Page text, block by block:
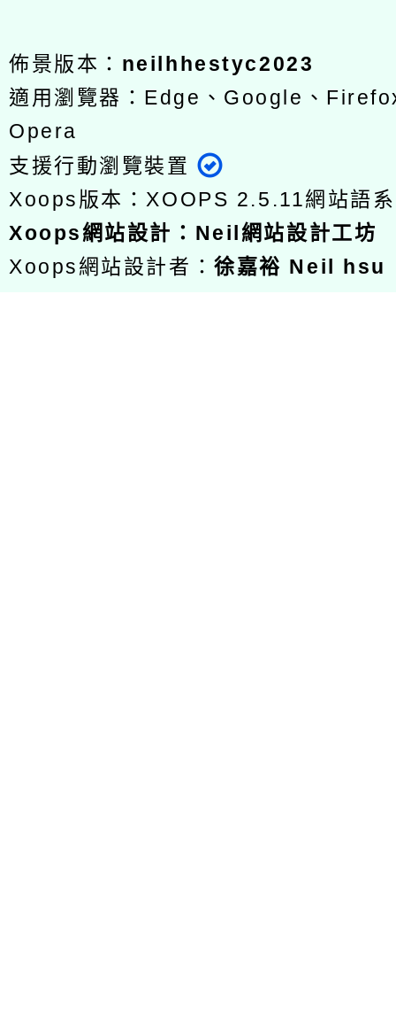
佈景版本： neilhhestyc2023
適用瀏覽器：Edge、Google、
Opera
支援行動瀏覽裝置
Xoops版本： XOOPS 2.5.11網站語
Xoops網站設計 ： Neil網站設計工坊
Xoops網站設計者：徐嘉裕 Neil hsu